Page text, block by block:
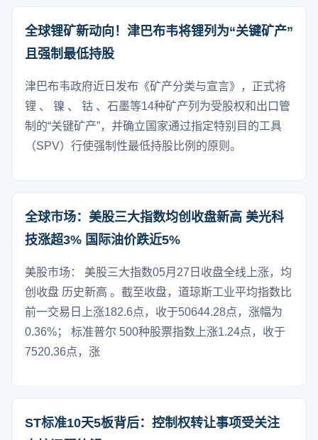
全球锂矿新动向！津巴布韦将锂列为“关键矿产”
且强制最低持股
津巴布韦政府近日发布《矿产分类与宣言》，正式将
锂 、 镍 、 钴 、石墨等14种矿产列为受股权和出口管
制的“关键矿产”，并确立国家通过指定特别目的工具
（SPV）行使强制性最低持股比例的原则。
全球市场：美股三大指数均创收盘新高 美光科
技涨超3% 国际油价跌近5%
美股市场： 美股三大指数05月27日收盘全线上涨，均
创收盘 历史新高 。截至收盘，道琼斯工业平均指数比
前一交易日上涨182.6点，收于50644.28点，涨幅为
0.36%； 标准普尔 500种股票指数上涨1.24点，收于
7520.36点，涨
ST标准10天5板背后：控制权转让事项受关注